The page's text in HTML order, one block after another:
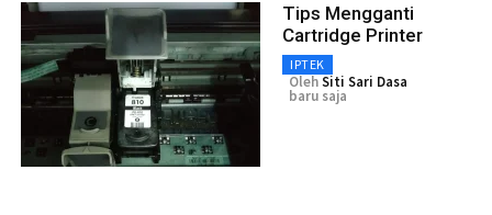
Tips Mengganti
Cartridge Printer
IPTEK
OlehSiti Sari Dasa
baru saja